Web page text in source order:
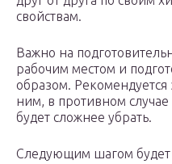
свойствам.
Важно на
рабочим местом и
образом. Рекомендуется
ним, в противном
будет сложнее убрать.
Следующим шагом будет